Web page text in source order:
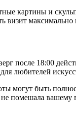
картины и
визит
после 18:00
любителей
могут быть
помешала вашему